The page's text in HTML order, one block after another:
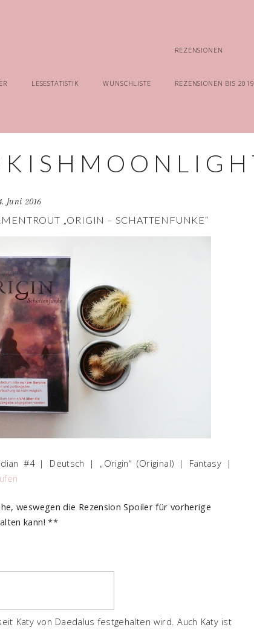
LESESTATISTIK WUNSCHLISTE
REZENSIONEN
REZENSIONEN BIS 2019
Juni 2016
„ORIGIN – SCHATTENFUNKE“
#4 | Deutsch | „Origin“ (Original) | Fantasy |
weswegen die Rezension Spoiler für vorherige
kann! **
Katy von Daedalus festgehalten wird. Auch Katy ist